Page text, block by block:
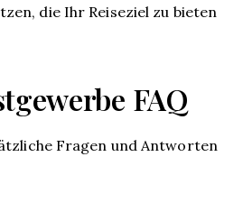
die Ihr Reiseziel zu bieten
FAQ
Fragen und Antworten